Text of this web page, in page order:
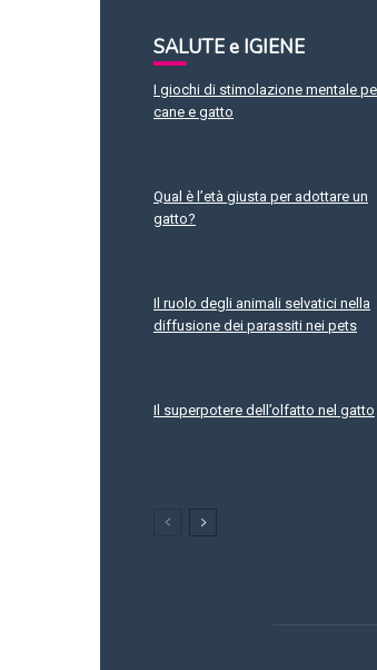
SALUTE e IGIENE
I giochi di stimolazione mentale
cane e gatto
Qual è l’età giusta per adottare un
gatto?
Il ruolo degli animali selvatici nella
diffusione dei parassiti nei pets
Il superpotere dell’olfatto nel gatto